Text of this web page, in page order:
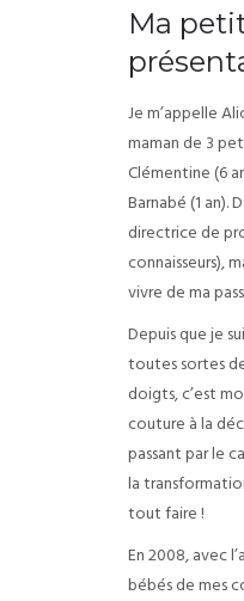
Ma
Je m’appelle
maman de 3
Clémentine (6
Barnabé (1 an).
directrice de
connaisseurs),
vivre de ma
Depuis que je
toutes sortes
doigts, c’est
couture à la
passant par le
la
tout faire !
En 2008, avec
bébés de mes